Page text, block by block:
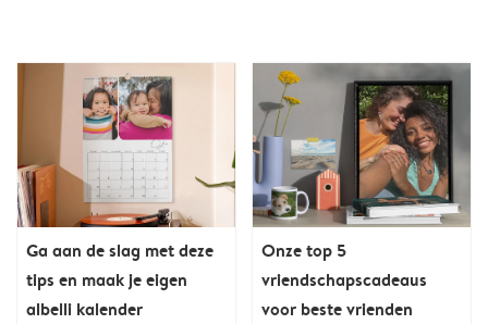
Ga aan de slag met deze
tips en maak je eigen
albelli kalender
Onze top 5
vriendschapscadeaus
voor beste vrienden